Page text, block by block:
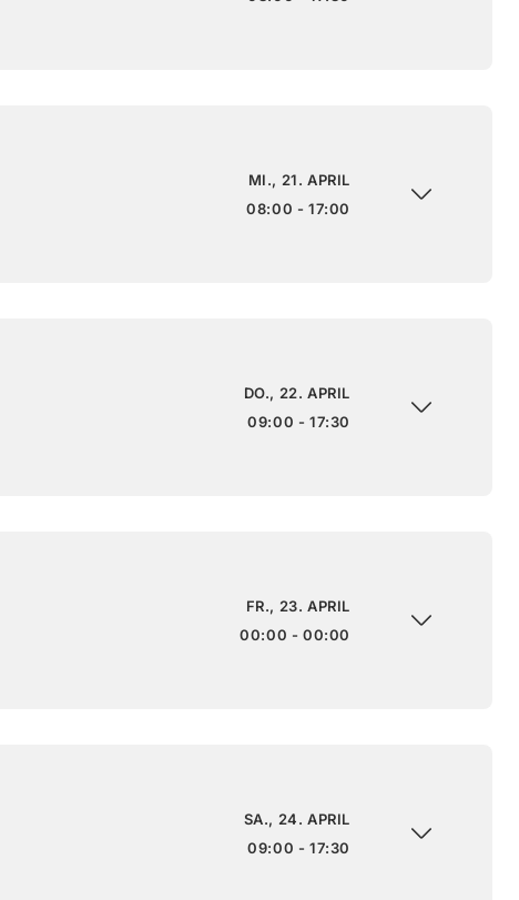
MI., 21. APRIL
08:00 - 17:00
DO., 22. APRIL
09:00 - 17:30
FR., 23. APRIL
00:00 - 00:00
SA., 24. APRIL
09:00 - 17:30